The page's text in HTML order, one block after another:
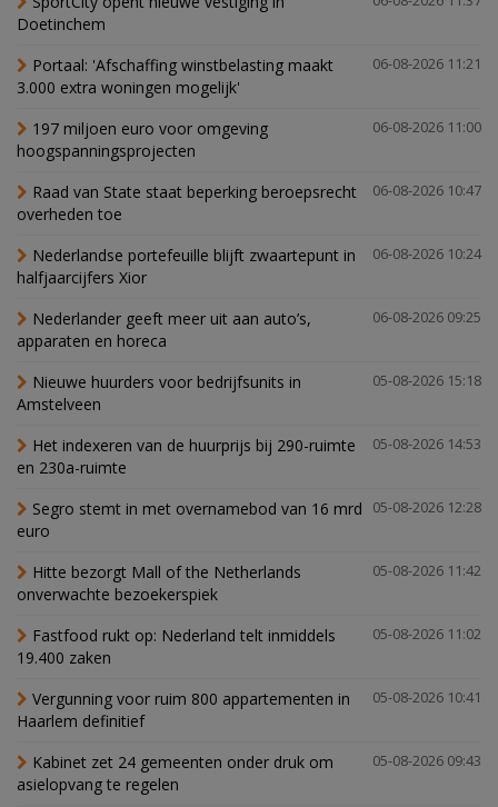
Doetinchem
06-08-2026 11:21
Portaal: 'Afschaffing winstbelasting maakt
3.000 extra woningen mogelijk'
06-08-2026 11:00
197 miljoen euro voor omgeving
hoogspanningsprojecten
06-08-2026 10:47
Raad van State staat beperking beroepsrecht
overheden toe
06-08-2026 10:24
Nederlandse portefeuille blijft zwaartepunt in
halfjaarcijfers Xior
06-08-2026 09:25
Nederlander geeft meer uit aan auto’s,
apparaten en horeca
05-08-2026 15:18
Nieuwe huurders voor bedrijfsunits in
Amstelveen
05-08-2026 14:53
Het indexeren van de huurprijs bij 290-ruimte
en 230a-ruimte
05-08-2026 12:28
Segro stemt in met overnamebod van 16 mrd
euro
05-08-2026 11:42
Hitte bezorgt Mall of the Netherlands
onverwachte bezoekerspiek
05-08-2026 11:02
Fastfood rukt op: Nederland telt inmiddels
19.400 zaken
05-08-2026 10:41
Vergunning voor ruim 800 appartementen in
Haarlem definitief
05-08-2026 09:43
Kabinet zet 24 gemeenten onder druk om
asielopvang te regelen